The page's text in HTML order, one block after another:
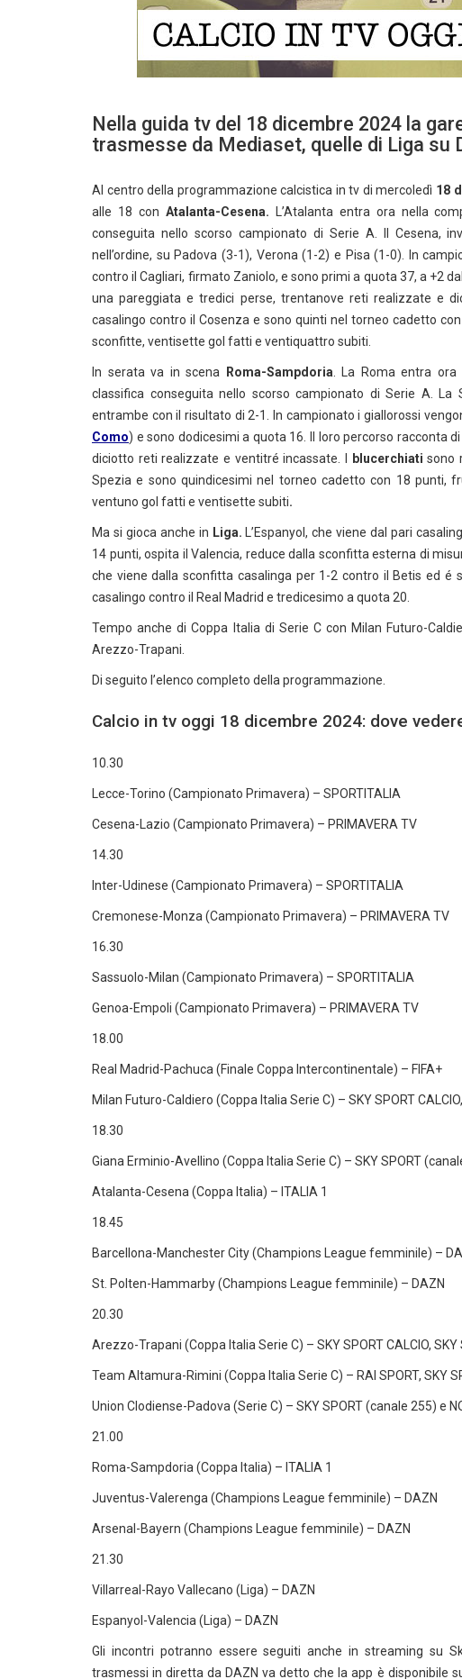
Nella guida tv del 18 dicembre 2024 la
trasmesse da Mediaset, quelle di Liga su
Al centro della programmazione calcistica in tv di mercoledì 18
alle 18 con Atalanta-Cesena. L’Atalanta entra ora nella
conseguita nello scorso campionato di Serie A. Il Cesena,
nell’ordine, su Padova (3-1), Verona (1-2) e Pisa (1-0). In
contro il Cagliari, firmato Zaniolo, e sono primi a quota 37, a +2
una pareggiata e tredici perse, trentanove reti realizzate e
casalingo contro il Cosenza e sono quinti nel torneo cadetto
sconfitte, ventisette gol fatti e ventiquattro subiti.
In serata va in scena Roma-Sampdoria . La Roma entra
classifica conseguita nello scorso campionato di Serie A. La
entrambe con il risultato di 2-1. In campionato i giallorossi
Como) e sono dodicesimi a quota 16. Il loro percorso racconta
diciotto reti realizzate e ventitré incassate. I
blucerchiati sono
Spezia e sono quindicesimi nel torneo cadetto con 18 punti,
ventuno gol fatti e ventisette subiti.
Ma si gioca anche in Liga. L’Espanyol, che viene dal pari
14 punti, ospita il Valencia, reduce dalla sconfitta esterna di
che viene dalla sconfitta casalinga per 1-2 contro il Betis ed é
casalingo contro il Real Madrid e tredicesimo a quota 20.
Tempo anche di Coppa Italia di Serie C con Milan Futuro-
Arezzo-Trapani.
Di seguito l’elenco completo della programmazione.
Calcio in tv oggi 18 dicembre 2024: dove
10.30
Lecce-Torino (Campionato Primavera) – SPORTITALIA
Cesena-Lazio (Campionato Primavera) – PRIMAVERA TV
14.30
Inter-Udinese (Campionato Primavera) – SPORTITALIA
Cremonese-Monza (Campionato Primavera) – PRIMAVERA TV
16.30
Sassuolo-Milan (Campionato Primavera) – SPORTITALIA
Genoa-Empoli (Campionato Primavera) – PRIMAVERA TV
18.00
Real Madrid-Pachuca (Finale Coppa Intercontinentale) – FIFA+
Milan Futuro-Caldiero (Coppa Italia Serie C) – SKY SPORT
18.30
Giana Erminio-Avellino (Coppa Italia Serie C) – SKY SPORT
Atalanta-Cesena (Coppa Italia) – ITALIA 1
18.45
Barcellona-Manchester City (Champions League femminile) –
St. Polten-Hammarby (Champions League femminile) – DAZN
20.30
Arezzo-Trapani (Coppa Italia Serie C) – SKY SPORT CALCIO,
Team Altamura-Rimini (Coppa Italia Serie C) – RAI SPORT, SKY
Union Clodiense-Padova (Serie C) – SKY SPORT (canale 255) e
21.00
Roma-Sampdoria (Coppa Italia) – ITALIA 1
Juventus-Valerenga (Champions League femminile) – DAZN
Arsenal-Bayern (Champions League femminile) – DAZN
21.30
Villarreal-Rayo Vallecano (Liga) – DAZN
Espanyol-Valencia (Liga) – DAZN
Gli incontri potranno essere seguiti anche in streaming su
trasmessi in diretta da DAZN va detto che la app è disponibile